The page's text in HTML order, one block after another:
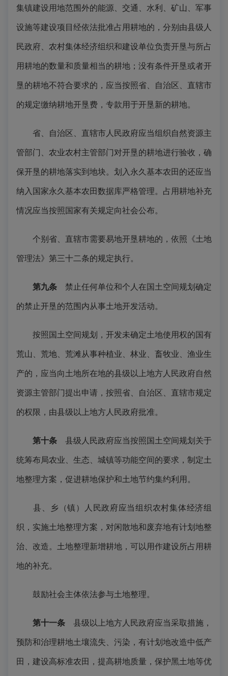
集镇建设用地范围外的能源、交通、水利、矿山、军事
设施等建设项目经依法批准占用耕地的，分别由县级人
民政府、农村集体经济组织和建设单位负责开垦与所占
用耕地的数量和质量相当的耕地；没有条件开垦或者开
垦的耕地不符合要求的，应当按照省、自治区、直辖市
的规定缴纳耕地开垦费，专款用于开垦新的耕地。
省、自治区、直辖市人民政府应当组织自然资源主
管部门、农业农村主管部门对开垦的耕地进行验收，确
保开垦的耕地落实到地块。划入永久基本农田的还应当
纳入国家永久基本农田数据库严格管理。占用耕地补充
情况应当按照国家有关规定向社会公布。
个别省、直辖市需要易地开垦耕地的，依照《土地
管理法》第三十二条的规定执行。
第九条 禁止任何单位和个人在国土空间规划确定
的禁止开垦的范围内从事土地开发活动。
按照国土空间规划，开发未确定土地使用权的国有
荒山、荒地、荒滩从事种植业、林业、畜牧业、渔业生
产的，应当向土地所在地的县级以上地方人民政府自然
资源主管部门提出申请，按照省、自治区、直辖市规定
的权限，由县级以上地方人民政府批准。
第十条 县级人民政府应当按照国土空间规划关于
统筹布局农业、生态、城镇等功能空间的要求，制定土
地整理方案，促进耕地保护和土地节约集约利用。
县、乡（镇）人民政府应当组织农村集体经济组
织，实施土地整理方案，对闲散地和废弃地有计划地整
治、改造。土地整理新增耕地，可以用作建设所占用耕
地的补充。
鼓励社会主体依法参与土地整理。
第十一条 县级以上地方人民政府应当采取措施，
预防和治理耕地土壤流失、污染，有计划地改造中低产
田，建设高标准农田，提高耕地质量，保护黑土地等优